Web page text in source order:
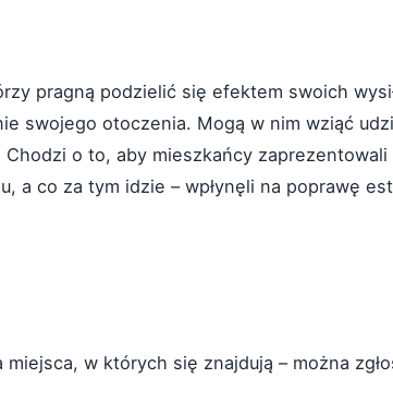
pragną podzielić się efektem swoich
swojego otoczenia. Mogą w nim wziąć
o to, aby mieszkańcy
a co za tym idzie – wpłynęli na poprawę
w których się znajdują – można